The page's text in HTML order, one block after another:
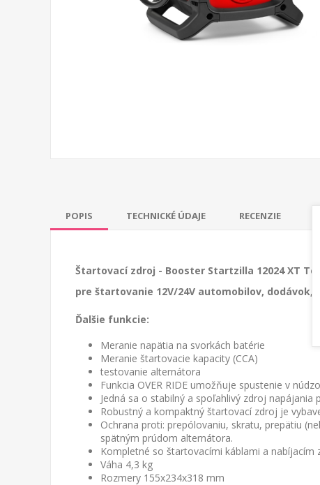
POPIS TECHNICKÉ ÚDAJE RECENZIE
Štartovací zdroj - Booster Startzilla 12024 XT
pre štartovanie 12V/24V automobilov, dodávok,
Ďalšie funkcie:
Meranie napätia na svorkách batérie
Meranie štartovacie kapacity (CCA)
testovanie alternátora
Funkcia OVER RIDE umožňuje spustenie v
Jedná sa o stabilný a spoľahlivý zdroj napájania
Robustný a kompaktný štartovací zdroj je
Ochrana proti: prepólovaniu, skratu, prepätiu
spätným prúdom alternátora.
Kompletné so štartovacími káblami a nabíjacím
Váha 4,3 kg
Rozmery 155x234x318 mm